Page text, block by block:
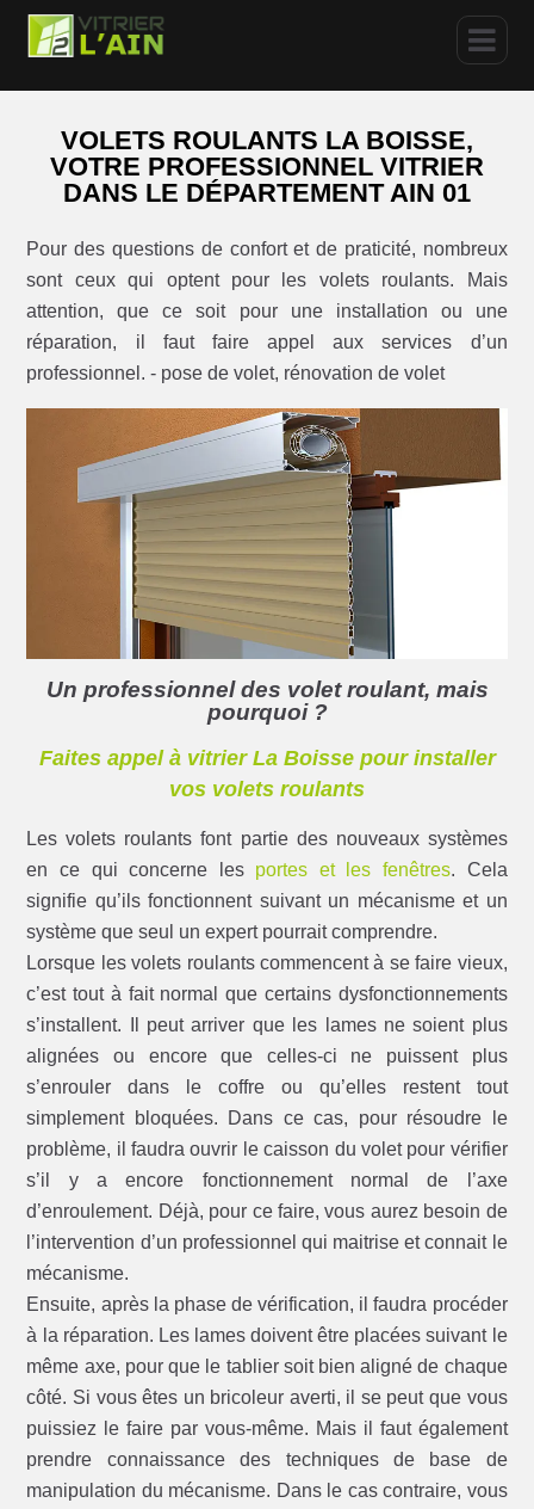
VOLETS ROULANTS LA BOISSE,
VOTRE PROFESSIONNEL VITRIER
DANS LE DÉPARTEMENT AIN 01
Pour des questions de confort et de praticité, nombreux
sont ceux qui optent pour les volets roulants. Mais
attention, que ce soit pour une installation ou une
réparation, il faut faire appel aux services d’un
professionnel. - pose de volet, rénovation de volet
Un professionnel des volet roulant, mais
pourquoi ?
Faites appel à vitrier La Boisse pour installer
vos volets roulants
Les volets roulants font partie des nouveaux systèmes
en ce qui concerne les portes et les fenêtres. Cela
signifie qu’ils fonctionnent suivant un mécanisme et un
système que seul un expert pourrait comprendre.
Lorsque les volets roulants commencent à se faire vieux,
c’est tout à fait normal que certains dysfonctionnements
s’installent. Il peut arriver que les lames ne soient plus
alignées ou encore que celles-ci ne puissent plus
s’enrouler dans le coffre ou qu’elles restent tout
simplement bloquées. Dans ce cas, pour résoudre le
problème, il faudra ouvrir le caisson du volet pour vérifier
s’il y a encore fonctionnement normal de l’axe
d’enroulement. Déjà, pour ce faire, vous aurez besoin de
l’intervention d’un professionnel qui maitrise et connait le
mécanisme.
Ensuite, après la phase de vérification, il faudra procéder
à la réparation. Les lames doivent être placées suivant le
même axe, pour que le tablier soit bien aligné de chaque
côté. Si vous êtes un bricoleur averti, il se peut que vous
puissiez le faire par vous-même. Mais il faut également
prendre connaissance des techniques de base de
manipulation du mécanisme. Dans le cas contraire, vous